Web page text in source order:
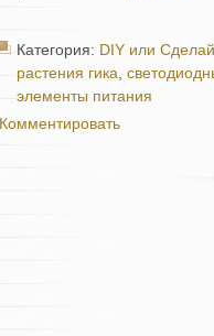
Категория: DIY или
растения гика,
элементы питания
Комментировать